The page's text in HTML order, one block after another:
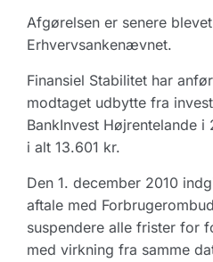
Afgørelsen er senere
Erhvervsankenævnet.
Finansiel Stabilitet har
modtaget udbytte fra
BankInvest Højrentelande
i alt 13.601 kr.
Den 1. december 2010
aftale med
suspendere alle frister for
med virkning fra samme